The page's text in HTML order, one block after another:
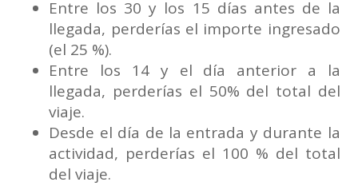
Entre los 30 y los 15 días antes de la
llegada, perderías el importe ingresado
(el 25 %).
Entre los 14 y el día anterior a la
llegada, perderías el 50% del total del
viaje.
Desde el día de la entrada y durante la
actividad, perderías el 100 % del total
del viaje.